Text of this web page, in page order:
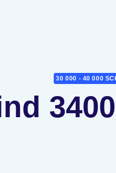
30 000 - 40 000